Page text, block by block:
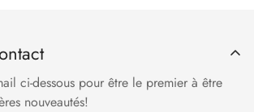
ci-dessous pour être le premier à être
nouveautés!